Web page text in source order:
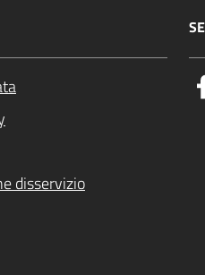
disservizio